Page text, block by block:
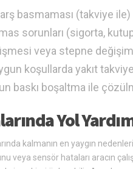
basmaması (takviye ile)
sorunları (sigorta,
veya stepne
koşullarda yakıt
baskı boşaltma ile
Yol
kalmanın en yaygın
veya sensör hataları aracın